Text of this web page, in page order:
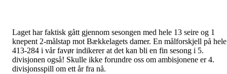
Laget har faktisk gått gjennom sesongen med hele 13 seire og 1
knepent 2-målstap mot Bækkelagets damer. En målforskjell på hele
413-284 i vår favør indikerer at det kan bli en fin sesong i 5.
divisjonen også! Skulle ikke forundre oss om ambisjonene er 4.
divisjonsspill om ett år fra nå.